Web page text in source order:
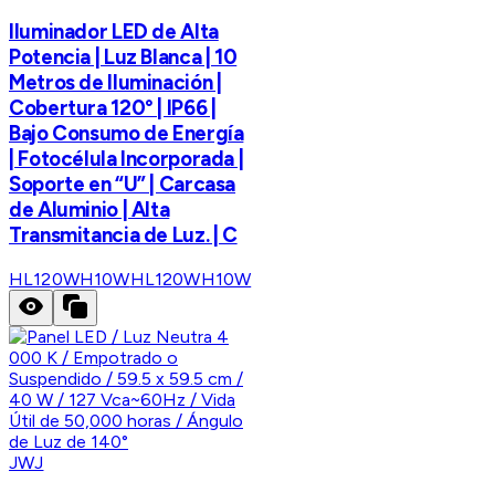
Iluminador LED de Alta
Potencia | Luz Blanca | 10
Metros de Iluminación |
Cobertura 120° | IP66 |
Bajo Consumo de Energía
| Fotocélula Incorporada |
Soporte en “U” | Carcasa
de Aluminio | Alta
Transmitancia de Luz. | C
HL120WH10WHL120WH10W
JWJ